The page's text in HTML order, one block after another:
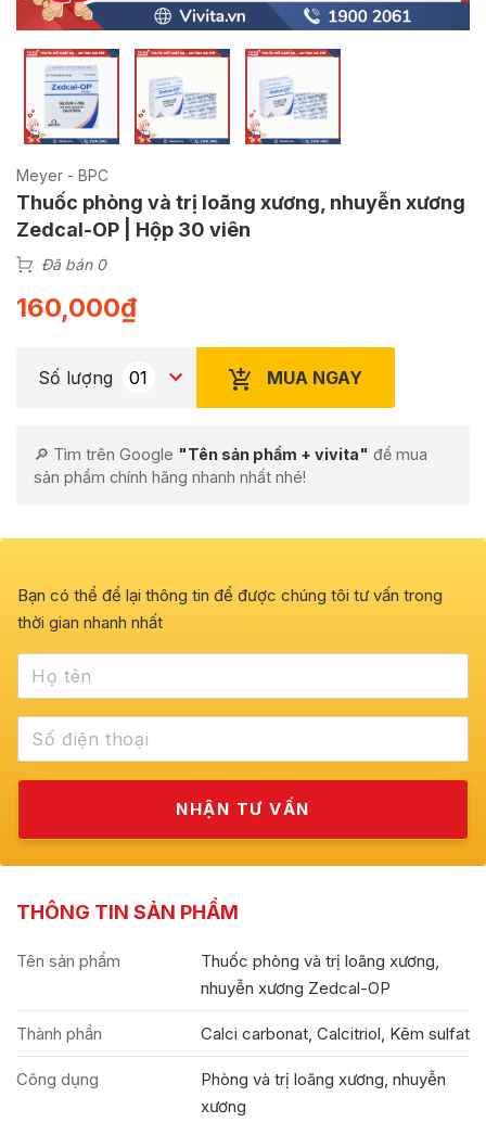
Meyer - BPC
Thuốc phòng và trị loãng xương, nhuyễn xương
Zedcal-OP | Hộp 30 viên
Đã bán 0
160,000₫
Số lượng MUA NGAY
🔎 Tìm trên Google "Tên sản phẩm + vivita" để mua
sản phẩm chính hãng nhanh nhất nhé!
Bạn có thể để lại thông tin để được chúng tôi tư vấn trong
thời gian nhanh nhất
THÔNG TIN SẢN PHẨM
Tên sản phẩm
Thuốc phòng và trị loãng xương,
nhuyễn xương Zedcal-OP
Thành phần Calci carbonat, Calcitriol, Kẽm sulfat
Công dụng
Phòng và trị loãng xương, nhuyễn
xương